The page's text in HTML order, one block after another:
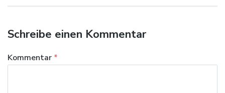
Schreibe einen Kommentar
Kommentar *